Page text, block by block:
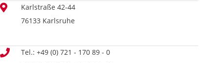
Karlstraße 42-44
76133 Karlsruhe
Tel.: +49 (0) 721 - 170 89 - 0